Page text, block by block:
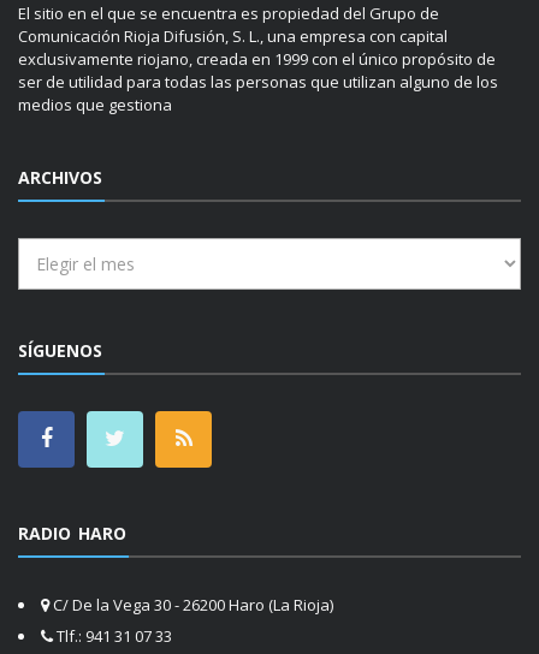
El sitio en el que se encuentra es propiedad del Grupo de
Comunicación Rioja Difusión, S. L., una empresa con capital
exclusivamente riojano, creada en 1999 con el único propósito de
ser de utilidad para todas las personas que utilizan alguno de los
medios que gestiona
ARCHIVOS
SÍGUENOS
RADIO HARO
C/ De la Vega 30 - 26200 Haro (La Rioja)
Tlf.: 941 31 07 33